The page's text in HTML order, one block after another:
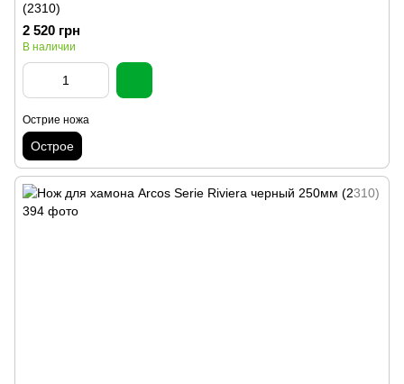
(2310)
2 520 грн
В наличии
Острие ножа
Острое